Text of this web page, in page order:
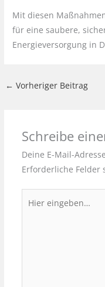
Mit diesen
für eine saubere,
Energieversorgung in
← Vorheriger Beitrag
Schreibe
Deine E-Mail-
Erforderliche Felder
eingeben…